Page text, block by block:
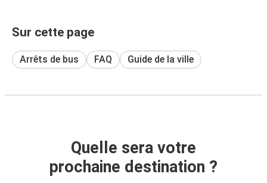
Sur cette page
Arrêts de bus FAQ Guide de la ville
Quelle sera votre
prochaine destination ?